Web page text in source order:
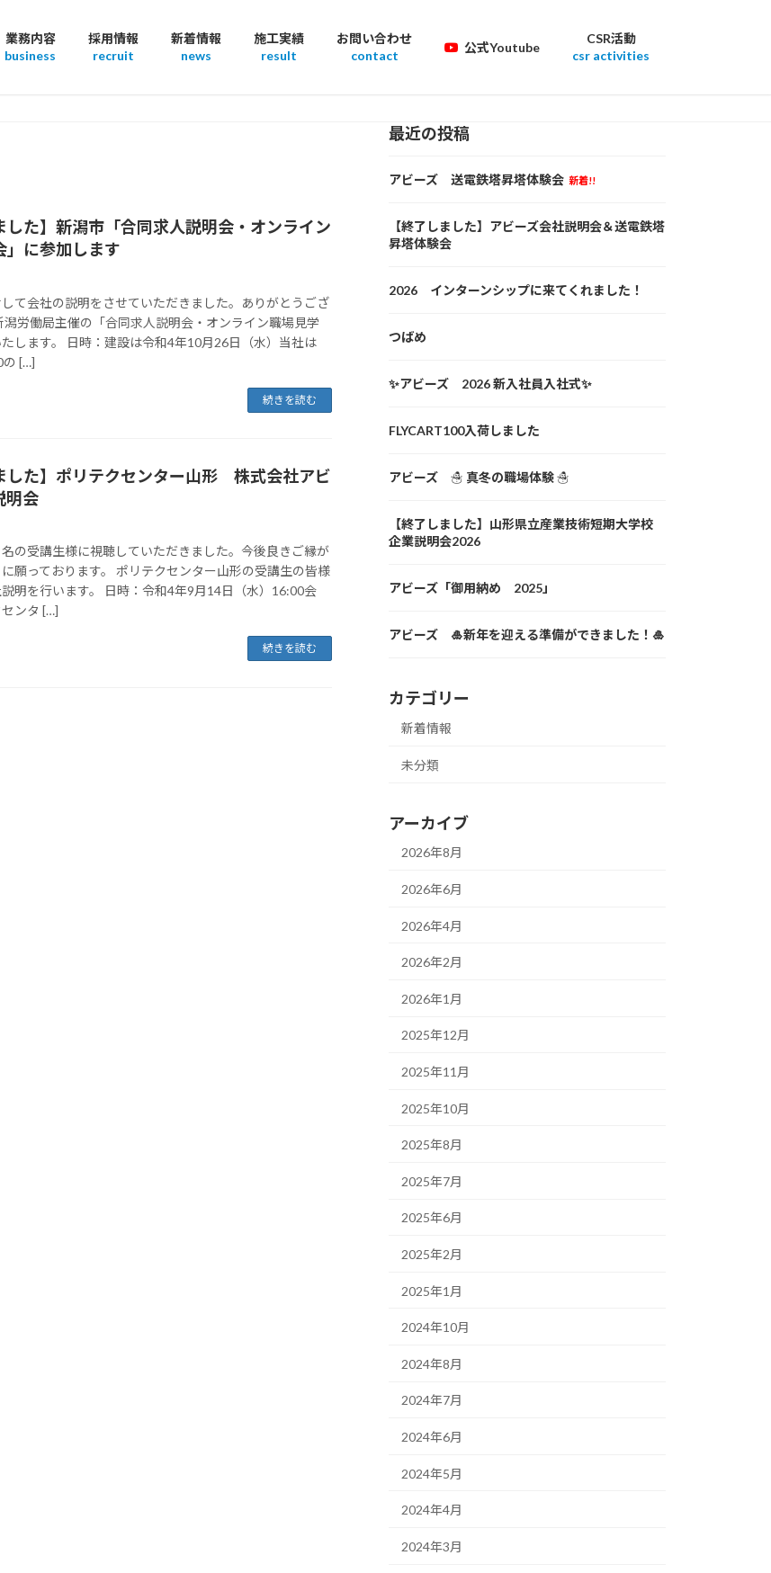
業務内容
business
採用情報
recruit
新着情報
news
施工実績
result
お問い合わせ
contact
公式Youtube
CSR活動
csr activities
した】新潟市「合同求人説明会・オンライン
」に参加します
て会社の説明をさせていただきました。ありがとうござ
潟労働局主催の「合同求人説明会・オンライン職場見学
します。 日時：建設は令和4年10月26日（水）当社は
の […]
続きを読む
した】ポリテクセンター山形 株式会社アビ
明会
の受講生様に視聴していただきました。今後良きご縁が
願っております。 ポリテクセンター山形の受講生の皆様
明を行います。 日時：令和4年9月14日（水）16:00会
ンタ […]
続きを読む
最近の投稿
アビーズ 送電鉄塔昇塔体験会 新着!!
【終了しました】アビーズ会社説明会＆送電鉄塔
昇塔体験会
2026 インターンシップに来てくれました！
つばめ
✨アビーズ 2026 新入社員入社式✨
FLYCART100入荷しました
アビーズ ☃ 真冬の職場体験 ☃
【終了しました】山形県立産業技術短期大学校
企業説明会2026
アビーズ「御用納め 2025」
アビーズ 🎍新年を迎える準備ができました！🎍
カテゴリー
新着情報
未分類
アーカイブ
2026年8月
2026年6月
2026年4月
2026年2月
2026年1月
2025年12月
2025年11月
2025年10月
2025年8月
2025年7月
2025年6月
2025年2月
2025年1月
2024年10月
2024年8月
2024年7月
2024年6月
2024年5月
2024年4月
2024年3月